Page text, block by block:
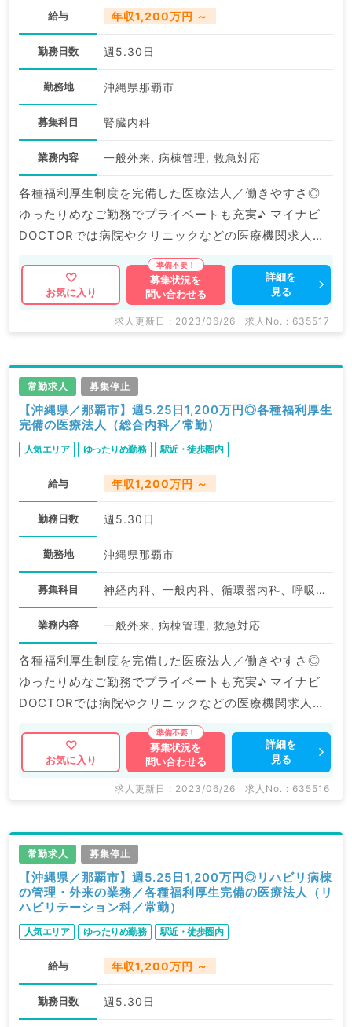
給与 年収1,200万円 ～
勤務日数 週5.30日
勤務地 沖縄県那覇市
募集科目 腎臓内科
業務内容 一般外来, 病棟管理, 救急対応
各種福利厚生制度を完備した医療法人／働きやすさ◎
ゆったりめなご勤務でプライベートも充実♪ マイナビ
DOCTORでは病院やクリニックなどの医療機関求人は
もちろんのこと、 掲載情報以外にも産業医等の企業系
求人も多数扱っています。 求人内容の詳細等はお気軽
にお問合せ下さい。
お気に入り
募集状況を
問い合わせる
詳細を
見る
求人更新日 : 2023/06/26 求人No. : 635517
常勤求人 募集停止
【沖縄県／那覇市】週5.25日1,200万円◎各種福利厚生
完備の医療法人（総合内科／常勤）
人気エリア ゆったりめ勤務 駅近・徒歩圏内
給与 年収1,200万円 ～
勤務日数 週5.30日
勤務地 沖縄県那覇市
募集科目 神経内科、一般内科、循環器内科、呼吸器内科、消化器内科、内分泌・代謝内科、腎臓内科、外科系全般、一般外科
業務内容 一般外来, 病棟管理, 救急対応
各種福利厚生制度を完備した医療法人／働きやすさ◎
ゆったりめなご勤務でプライベートも充実♪ マイナビ
DOCTORでは病院やクリニックなどの医療機関求人は
もちろんのこと、 掲載情報以外にも産業医等の企業系
求人も多数扱っています。 求人内容の詳細等はお気軽
にお問合せ下さい。
お気に入り
募集状況を
問い合わせる
詳細を
見る
求人更新日 : 2023/06/26 求人No. : 635516
常勤求人 募集停止
【沖縄県／那覇市】週5.25日1,200万円◎リハビリ病棟
の管理・外来の業務／各種福利厚生完備の医療法人（リ
ハビリテーション科／常勤）
人気エリア ゆったりめ勤務 駅近・徒歩圏内
給与 年収1,200万円 ～
勤務日数 週5.30日